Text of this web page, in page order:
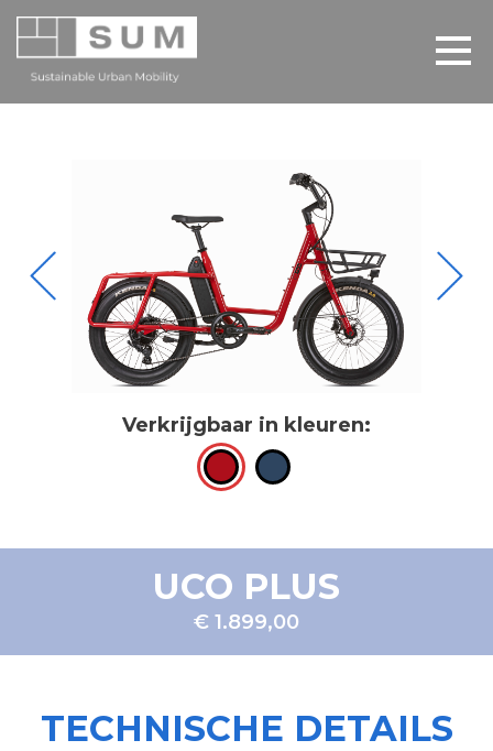
Verkrijgbaar in kleuren:
UCO PLUS
€ 1.899,00
TECHNISCHE DETAILS